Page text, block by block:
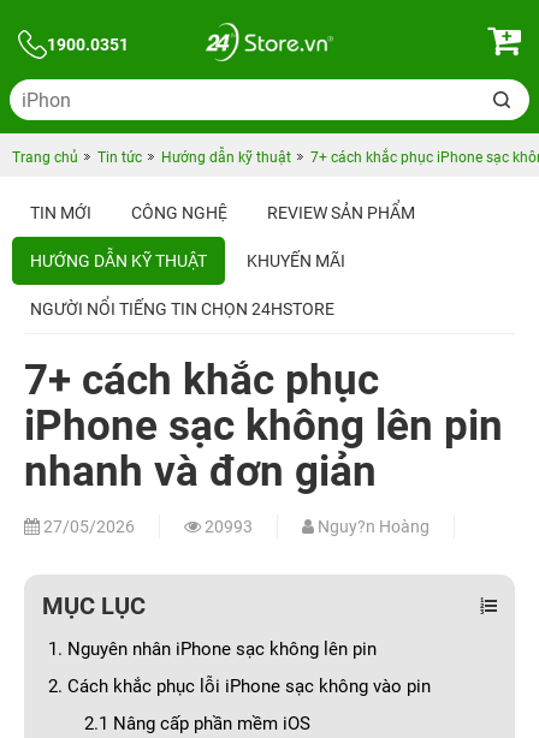
1900.0351
Trang chủ Tin tức Hướng dẫn kỹ thuật 7+ cách khắc phục iPhone sạc
TIN MỚI CÔNG NGHỆ REVIEW SẢN PHẨM
HƯỚNG DẪN KỸ THUẬT KHUYẾN MÃI
NGƯỜI NỔI TIẾNG TIN CHỌN 24HSTORE
7+ cách khắc phục
iPhone sạc không lên pin
nhanh và đơn giản
27/05/2026 20993 Nguy?n Hoàng
MỤC LỤC
1. Nguyên nhân iPhone sạc không lên pin
2. Cách khắc phục lỗi iPhone sạc không vào pin
2.1 Nâng cấp phần mềm iOS